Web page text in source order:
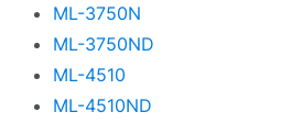
ML-3750N
ML-3750ND
ML-4510
ML-4510ND